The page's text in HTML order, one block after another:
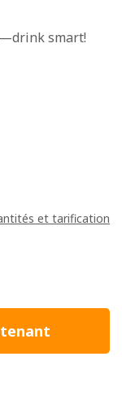
smart!
et tarification